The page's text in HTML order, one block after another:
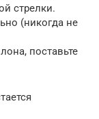
стрелки.
(никогда не
поставьте